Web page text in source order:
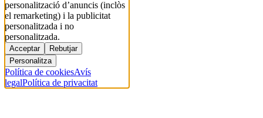
personalització d’anuncis (inclòs
el remarketing) i la publicitat
personalitzada i no
personalitzada.
Acceptar
Rebutjar
Personalitza
Política de cookiesAvís
legalPolítica de privacitat